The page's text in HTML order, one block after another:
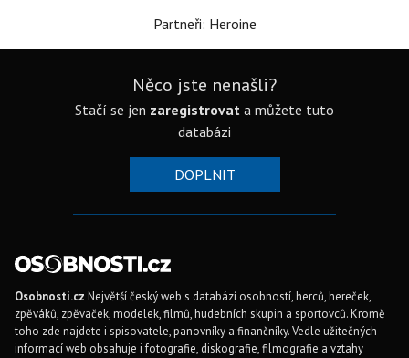
Partneři: Heroine
Něco jste nenašli?
Stačí se jen zaregistrovat a můžete tuto
databázi
DOPLNIT
Osobnosti.cz Největší český web s databází osobností, herců, hereček,
zpěváků, zpěvaček, modelek, filmů, hudebních skupin a sportovců. Kromě
toho zde najdete i spisovatele, panovníky a finančníky. Vedle užitečných
informací web obsahuje i fotografie, diskografie, filmografie a vztahy